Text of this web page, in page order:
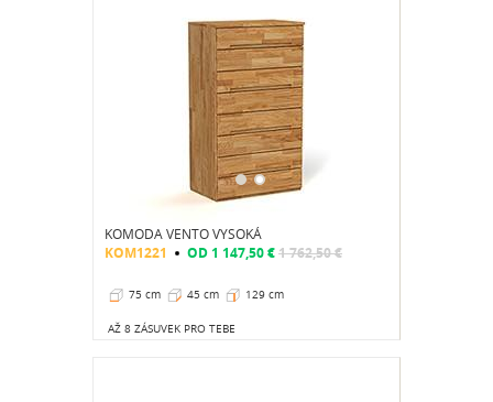
KOMODA VENTO VYSOKÁ
KOM1221 OD1 147,50 €1 762,50 €
75 cm 45 cm 129 cm
AŽ 8 ZÁSUVEK PRO TEBE